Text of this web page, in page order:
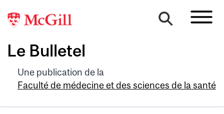
Le Bulletel
Une publication de la
Faculté de médecine et des sciences de la santé